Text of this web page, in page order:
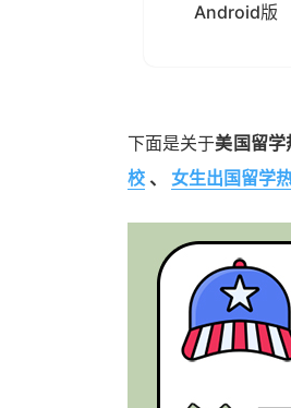
Android版
下面是关于美国留学
校 、 女生出国留学